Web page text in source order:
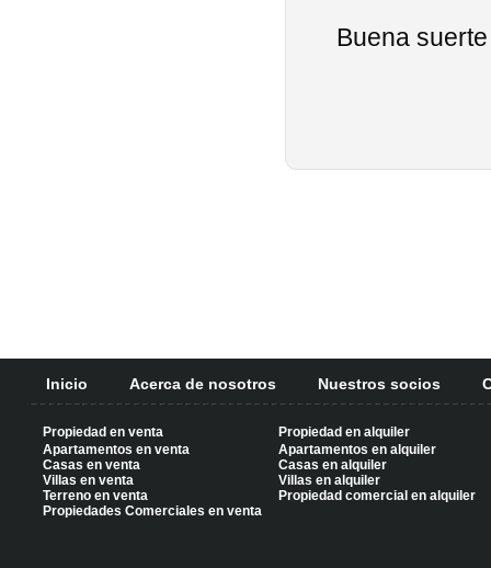
Buena suerte
Inicio Acerca de nosotros Nuestros socios
Propiedad en venta
Apartamentos en venta
Casas en venta
Villas en venta
Terreno en venta
Propiedades Comerciales en venta
Propiedad en alquiler
Apartamentos en alquiler
Casas en alquiler
Villas en alquiler
Propiedad comercial en alquiler